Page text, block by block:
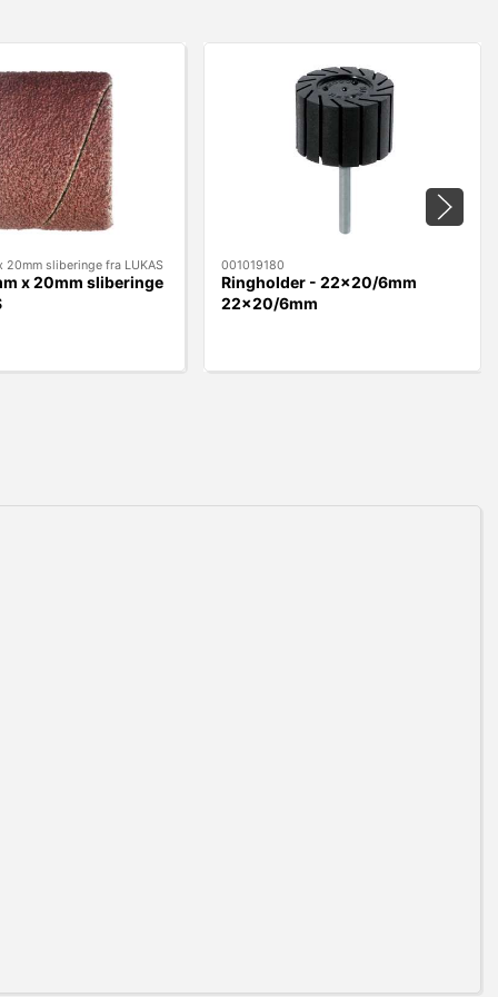
20mm sliberinge fra LUKAS
x 20mm sliberinge
001019180
Ringholder - 22x20/6mm
22x20/6mm